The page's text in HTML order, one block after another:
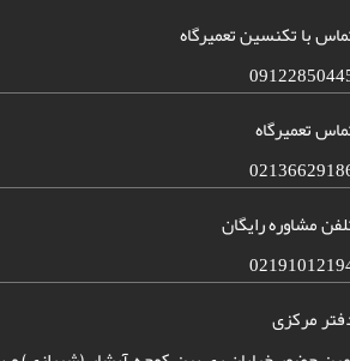
با تکنسین تعمیرگاه
تعمیرگاه
مشاوره رایگان
مرکزی